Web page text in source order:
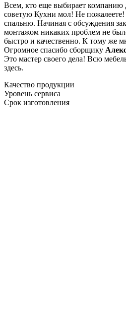
Всем, кто еще выбирает компанию
советую Кухни мол! Не
спальню. Начиная с обсуждения
монтажом никаких проблем не
быстро и качественно. К тому же
Огромное спасибо сборщику
Это мастер своего дела! Всю
здесь.
Качество продукции
Уровень сервиса
Срок изготовления